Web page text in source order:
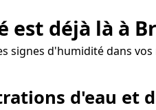
déjà là à
signes d'humidité dans
d'eau et